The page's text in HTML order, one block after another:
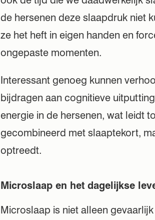
de hersenen deze slaapdruk niet
ze het heft in eigen handen en
ongepaste momenten.
Interessant genoeg kunnen
bijdragen aan cognitieve
energie in de hersenen, wat leidt
gecombineerd met slaaptekort,
optreedt.
Microslaap en het dagelijkse
Microslaap is niet alleen